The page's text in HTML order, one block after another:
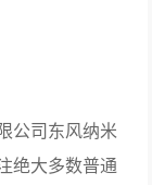
公司东风纳米
绝大多数普通